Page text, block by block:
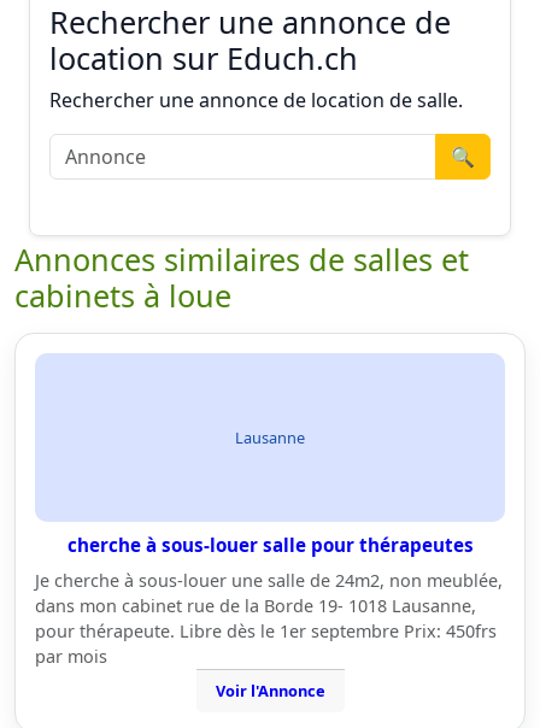
Rechercher une annonce de
location sur Educh.ch
Rechercher une annonce de location de salle.
🔍
Annonces similaires de salles et
cabinets à loue
Lausanne
cherche à sous-louer salle pour thérapeutes
Je cherche à sous-louer une salle de 24m2, non meublée,
dans mon cabinet rue de la Borde 19- 1018 Lausanne,
pour thérapeute. Libre dès le 1er septembre Prix: 450frs
par mois
Voir l'Annonce